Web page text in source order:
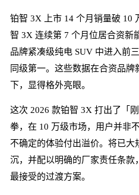
铂智 3X 上市 14 个月销量破 10
智 3X 连续第 7 个月位居合资新
品牌紧凑级纯电 SUV 中进入前
同级第一。这些数据在合资品
下，显得格外亮眼。
这次 2026 款铂智 3X 打出了「
拳，在 10 万级市场，用户并非
不确定的体验付出溢价。将已大
沉，并配以明确的厂家责任条款
最接受的过渡方案。